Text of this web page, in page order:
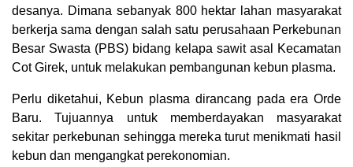
desanya. Dimana sebanyak 800 hektar lahan masyarakat
berkerja sama dengan salah satu perusahaan Perkebunan
Besar Swasta (PBS) bidang kelapa sawit asal Kecamatan
Cot Girek, untuk melakukan pembangunan kebun plasma.
Perlu diketahui, Kebun plasma dirancang pada era Orde
Baru. Tujuannya untuk memberdayakan masyarakat
sekitar perkebunan sehingga mereka turut menikmati hasil
kebun dan mengangkat perekonomian.